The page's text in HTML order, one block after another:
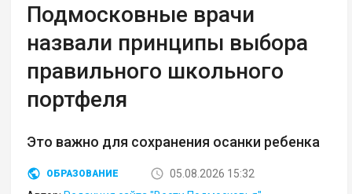
Подмосковные врачи
назвали принципы выбора
правильного школьного
портфеля
Это важно для сохранения осанки ребенка
ОБРАЗОВАНИЕ
05.08.2026 15:32